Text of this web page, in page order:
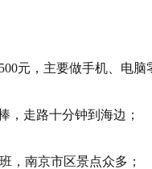
元，主要做手机、电
，走路十分钟到海边；
，南京市区景点众多；